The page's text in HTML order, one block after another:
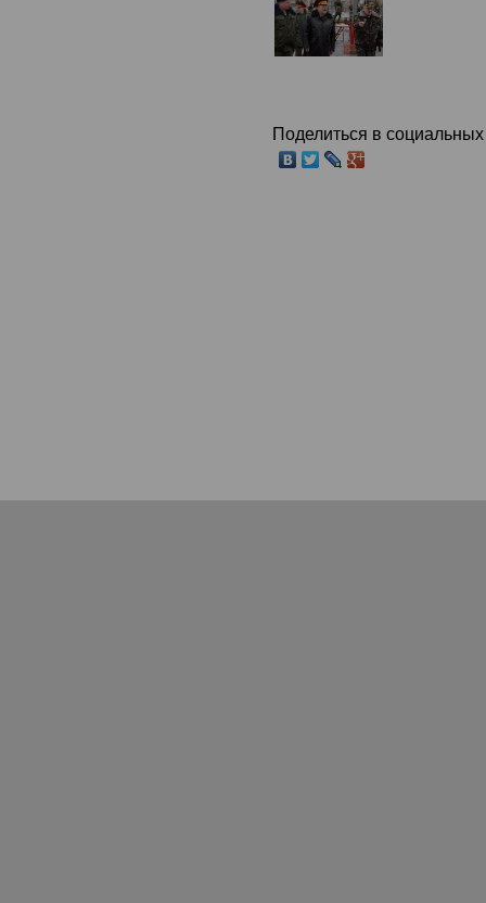
Поделиться в социальных